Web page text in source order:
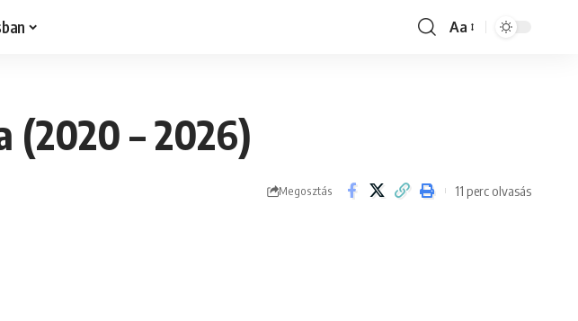
Font
Aa
(2020 – 2026)
Megosztás 11 perc olvasás